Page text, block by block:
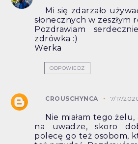
Mi się zdarzało
słonecznych w zeszłym
Pozdrawiam
zdrówka :)
Werka
ODPOWIEDZ
CROUSCHYNCA 7/17/
Nie miałam tego
na uwadze, skoro
polecę go też osobom,